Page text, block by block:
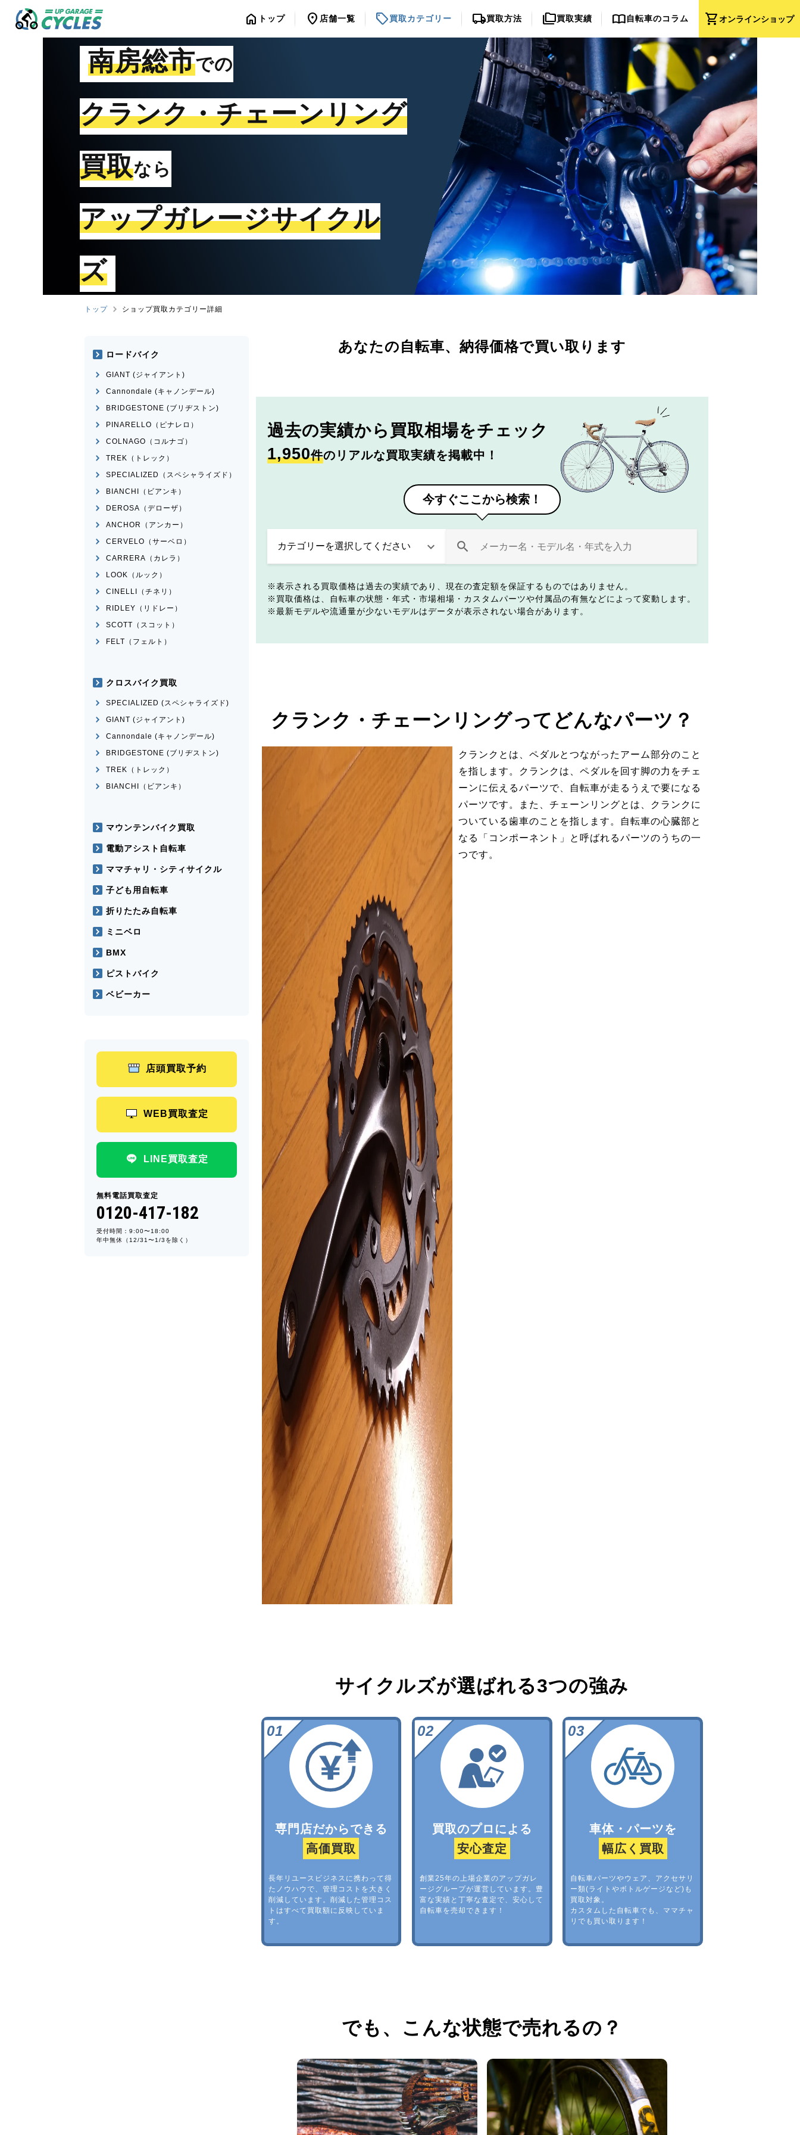
shopping_cartオンラインショップ
home トップ location_on 店舗一覧 sell買取カテゴリー local_shipping買取方法 folder_copy買取実績 import_contacts自転車のコラム
南房総市での
クランク・チェーンリング
買取なら
アップガレージサイクル
ズ
トップ ショップ買取カテゴリー詳細
あなたの自転車、 納得価格で買い取ります
過去の実績から 買取相場をチェック
1,950件のリアルな買取実績を掲載中！
今すぐここから検索！
表示される買取価格は過去の実績であり、現在の査定額を保証するものではありません。
買取価格は、自転車の状態・年式・市場相場・カスタムパーツや付属品の有無などによって変動します。
最新モデルや流通量が少ないモデルはデータが表示されない場合があります。
クランク・チェーンリングってどんなパーツ？
クランクとは、ペダルとつながったアーム部分のこと
を指します。クランクは、ペダルを回す脚の力をチェ
ーンに伝えるパーツで、自転車が走るうえで要になる
パーツです。また、チェーンリングとは、クランクに
ついている歯車のことを指します。自転車の心臓部と
なる「コンポーネント」と呼ばれるパーツのうちの一
つです。
サイクルズが選ばれる3つの強み
専門店だからできる
高価買取
長年リユースビジネスに携わって得
たノウハウで、管理コストを大きく
削減しています。削減した管理コス
トはすべて買取額に反映していま
す。
買取のプロによる
安心査定
創業25年の上場企業のアップガレ
ージグループが運営しています。豊
富な実績と丁寧な査定で、安心して
自転車を売却できます！
車体・パーツを
幅広く買取
自転車パーツやウェア、アクセサリ
ー類(ライトやボトルゲージなど)も
買取対象。
カスタムした自転車でも、ママチャ
リでも買い取ります！
でも、 こんな状態で売れるの？
ロードバイク
GIANT (ジャイアント)
Cannondale (キャノンデール)
BRIDGESTONE (ブリヂストン)
PINARELLO（ピナレロ）
COLNAGO（コルナゴ）
TREK（トレック）
SPECIALIZED（スペシャライズド）
BIANCHI（ビアンキ）
DEROSA（デローザ）
ANCHOR（アンカー）
CERVELO（サーベロ）
CARRERA（カレラ）
LOOK（ルック）
CINELLI（チネリ）
RIDLEY（リドレー）
SCOTT（スコット）
FELT（フェルト）
クロスバイク買取
SPECIALIZED (スペシャライズド)
GIANT (ジャイアント)
Cannondale (キャノンデール)
BRIDGESTONE (ブリヂストン)
TREK（トレック）
BIANCHI（ビアンキ）
マウンテンバイク買取
電動アシスト自転車
ママチャリ・シティサイクル
子ども用自転車
折りたたみ自転車
ミニベロ
BMX
ピストバイク
ベビーカー
店頭買取予約
WEB買取査定
LINE買取査定
無料電話買取査定
0120-417-182
受付時間：9:00〜18:00
年中無休（12/31〜1/3を除く）